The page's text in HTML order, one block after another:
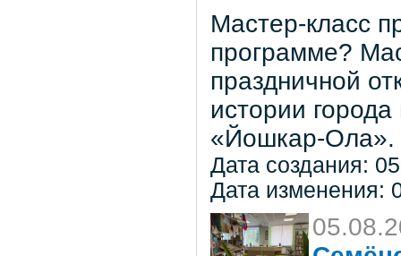
Мастер-класс
программе?
праздничной
истории
«Йошкар-Ола».
Дата создания:
Дата изменения: